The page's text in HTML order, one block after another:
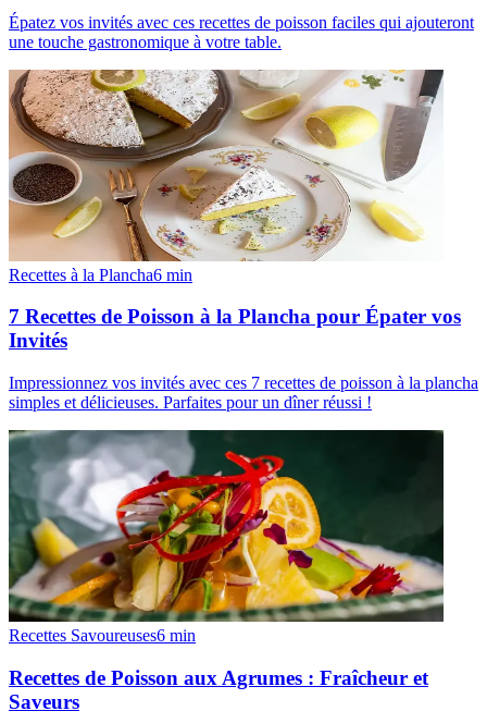
Épatez vos invités avec ces recettes de poisson faciles qui ajouteront
une touche gastronomique à votre table.
Recettes à la Plancha6 min
7 Recettes de Poisson à la Plancha pour Épater vos
Invités
Impressionnez vos invités avec ces 7 recettes de poisson à la plancha
simples et délicieuses. Parfaites pour un dîner réussi !
Recettes Savoureuses6 min
Recettes de Poisson aux Agrumes : Fraîcheur et
Saveurs